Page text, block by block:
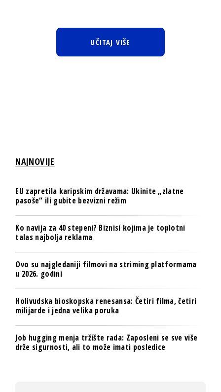
UČITAJ VIŠE
NAJNOVIJE
EU zapretila karipskim državama: Ukinite „zlatne
pasoše“ ili gubite bezvizni režim
Ko navija za 40 stepeni? Biznisi kojima je toplotni
talas najbolja reklama
Ovo su najgledaniji filmovi na striming platformama
u 2026. godini
Holivudska bioskopska renesansa: Četiri filma, četiri
milijarde i jedna velika poruka
Job hugging menja tržište rada: Zaposleni se sve više
drže sigurnosti, ali to može imati posledice